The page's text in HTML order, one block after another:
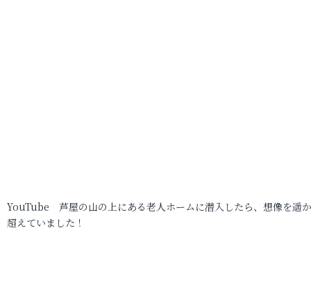
YouTube 芦屋の山の上にある老人ホームに潜入したら、想像を遥
超えていました！